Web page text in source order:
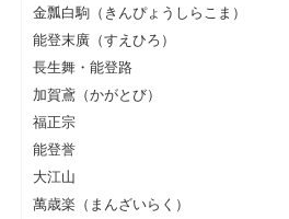
金瓢白駒（きんぴょうしらこま）
能登末廣（すえひろ）
長生舞・能登路
加賀鳶（かがとび）
福正宗
能登誉
大江山
萬歳楽（まんざいらく）